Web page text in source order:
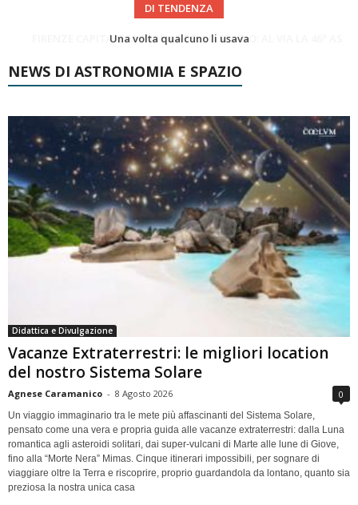
DI TENDENZA
Cielo del Mese di Agosto 2026
NEWS DI ASTRONOMIA E SPAZIO
Didattica e Divulgazione
Vacanze Extraterrestri: le migliori location
del nostro Sistema Solare
Agnese Caramanico - 8 Agosto 2026 0
Un viaggio immaginario tra le mete più affascinanti del Sistema Solare,
pensato come una vera e propria guida alle vacanze extraterrestri: dalla Luna
romantica agli asteroidi solitari, dai super-vulcani di Marte alle lune di Giove,
fino alla “Morte Nera” Mimas. Cinque itinerari impossibili, per sognare di
viaggiare oltre la Terra e riscoprire, proprio guardandola da lontano, quanto sia
preziosa la nostra unica casa